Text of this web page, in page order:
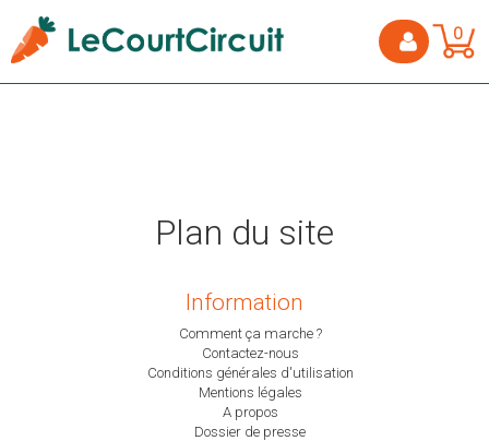
0
Plan du site
Information
Comment ça marche ?
Contactez-nous
Conditions générales d'utilisation
Mentions légales
A propos
Dossier de presse